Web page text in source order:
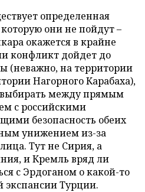
определенная
они не пойдут –
окажется в крайне
конфликт дойдет до
(неважно, на территории
Нагорного Карабаха),
выбирать между прямым
с российскими
безопасность обеих
унижением из-за
Тут не Сирия, а
и Кремль вряд ли
с Эрдоганом о какой-то
экспансии Турции.